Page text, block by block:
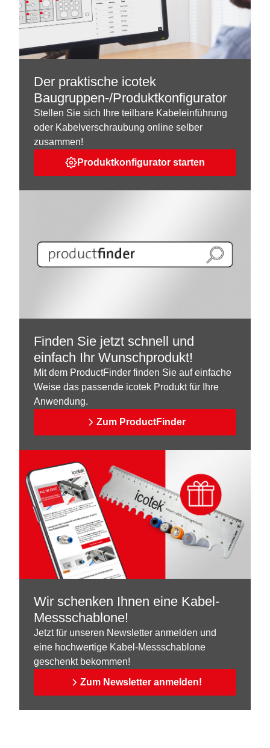
Der praktische icotek
Baugruppen-/Produktkonfigurator
Stellen Sie sich Ihre teilbare Kabeleinführung
oder Kabelverschraubung online selber
zusammen!
Produktkonfigurator starten
Finden Sie jetzt schnell und
einfach Ihr Wunschprodukt!
Mit dem ProductFinder finden Sie auf einfache
Weise das passende icotek Produkt für Ihre
Anwendung.
Zum ProductFinder
Wir schenken Ihnen eine Kabel-
Messschablone!
Jetzt für unseren Newsletter anmelden und
eine hochwertige Kabel-Messschablone
geschenkt bekommen!
Zum Newsletter anmelden!